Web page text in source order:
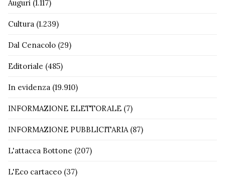
Auguri (1.117)
Cultura (1.239)
Dal Cenacolo (29)
Editoriale (485)
In evidenza (19.910)
INFORMAZIONE ELETTORALE (7)
INFORMAZIONE PUBBLICITARIA (87)
L'attacca Bottone (207)
L'Eco cartaceo (37)